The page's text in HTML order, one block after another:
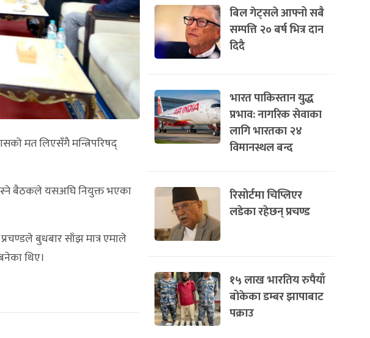
मत लिएसँगै मन्त्रिपरिषद्
बस्ने बैठकले यसअघि नियुक्त भएका
बुधबार साँझ मात्र एमाले
थिए।
बिल गेट्सले आफ्नो सबै
सम्पत्ति २० बर्ष भित्र दान
दिदै
भारत पाकिस्तान युद्ध
प्रभाव: नागरिक सेवाका
लागि भारतका २४
विमानस्थल बन्द
रिसोर्टमा चिप्लिएर
लडेका रहेछन् प्रचण्ड
१५ लाख भारतिय रुपैयाँ
बोकेका डम्बर झापाबाट
पक्राउ